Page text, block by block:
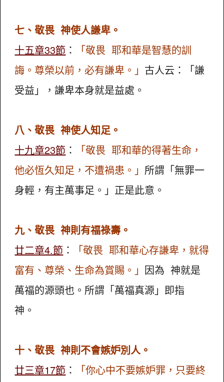
七、敬畏 神使人謙卑。
十五章33節 ：
「敬畏 耶和華是智慧的訓
誨。尊榮以前，必有謙卑。」 古人云：「謙
受益」，謙卑本身就是益處。
八、敬畏 神使人知足。
十九章23節 ：
「敬畏 耶和華的得著生命，
他必恆久知足，不遭禍患。」 所謂「無罪一
身輕，有主萬事足。」正是此意。
九、敬畏 神則有福祿壽。
廿二章4.節 ：
「敬畏 耶和華心存謙卑，就得
富有、尊榮、生命為賞賜。」 因為 神就是
萬福的源頭也。所謂「萬福真源」即指
神。
十、敬畏 神則不會嫉妒別人。
廿三章17節 ：
「你心中不要嫉妒罪，只要終